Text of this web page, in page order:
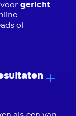
gericht
of